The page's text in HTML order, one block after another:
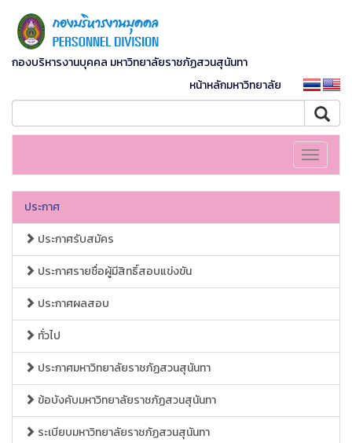
กองบริหารงานบุคคล มหาวิทยาลัยราชภัฏสวนสุนันทา
หน้าหลักมหาวิทยาลัย
Toggle
ประกาศ
ประกาศรับสมัคร
ประกาศรายชื่อผู้มีสิทธิ์สอบแข่งขัน
ประกาศผลสอบ
ทั่วไป
ประกาศมหาวิทยาลัยราชภัฏสวนสุนันทา
ข้อบังคับมหาวิทยาลัยราชภัฏสวนสุนันทา
ระเบียบมหาวิทยาลัยราชภัฏสวนสุนันทา